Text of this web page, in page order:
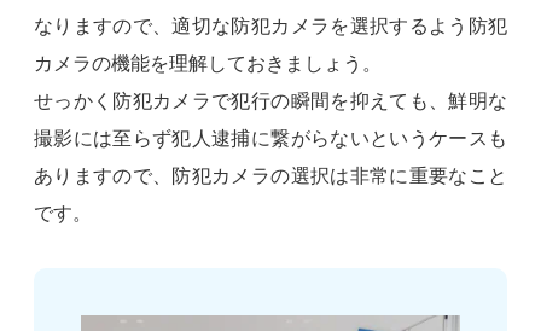
なりますので、適切な防犯カメラを選択するよう防犯
カメラの機能を理解しておきましょう。
せっかく防犯カメラで犯行の瞬間を抑えても、鮮明な
撮影には至らず犯人逮捕に繋がらないというケースも
ありますので、防犯カメラの選択は非常に重要なこと
です。